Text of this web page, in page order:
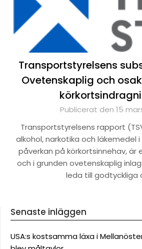
Transportstyrelsens
Ovetenskaplig och
Publicerat den 15
Transportstyrelsens rapport
alkohol, narkotika och läkemedel
påverkan på körkortsinnehav, är
och i grunden ovetenskaplig
leda till godtyckliga
Senaste inläggen
USA:s kostsamma läxa i